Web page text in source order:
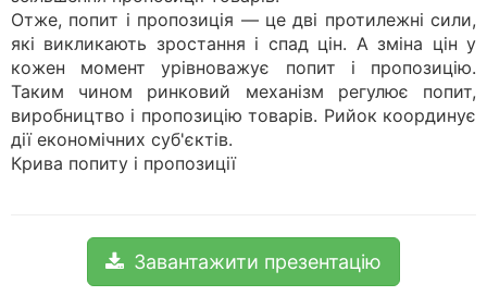
Отже, попит і пропозиція — це дві протилежні сили,
які викликають зростання і спад цін. А зміна цін у
кожен момент урівноважує попит і пропозицію.
Таким чином ринковий механізм регулює попит,
виробництво і пропозицію товарів. Рийок координує
дії економічних суб'єктів.
Крива попиту і пропозиції
Завантажити презентацію